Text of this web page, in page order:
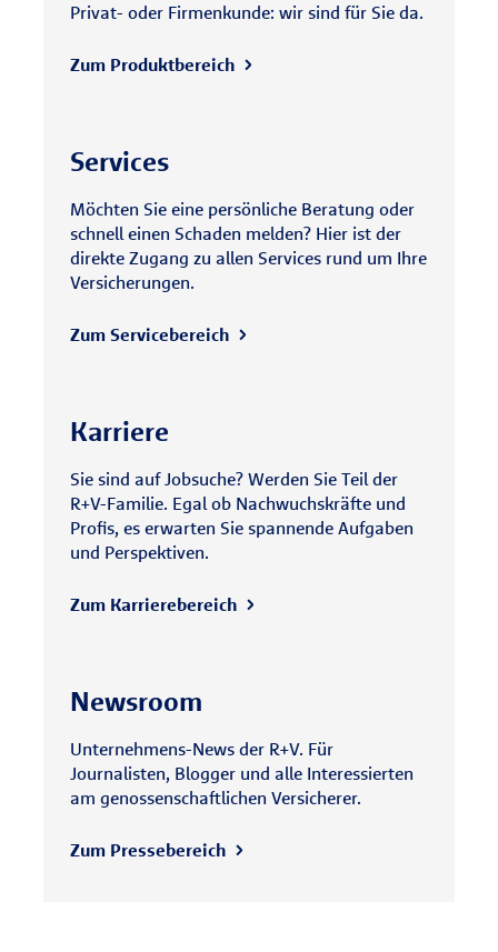
Privat- oder Firmenkunde: wir sind für Sie da.
Zum Produktbereich
Services
Möchten Sie eine persönliche Beratung oder
schnell einen Schaden melden? Hier ist der
direkte Zugang zu allen Services rund um Ihre
Versicherungen.
Zum Servicebereich
Karriere
Sie sind auf Jobsuche? Werden Sie Teil der
R+V-Familie. Egal ob Nachwuchskräfte und
Profis, es erwarten Sie spannende Aufgaben
und Perspektiven.
Zum Karrierebereich
Newsroom
Unternehmens-News der R+V. Für
Journalisten, Blogger und alle Interessierten
am genossenschaftlichen Versicherer.
Zum Pressebereich